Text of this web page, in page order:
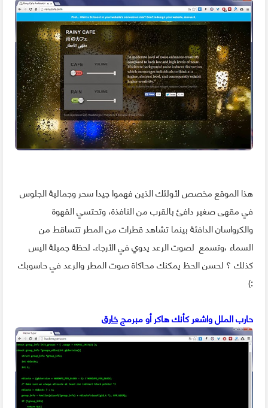
هذا الموقع مخصص لأولئك الذين فهموا جيدا سحر وجمالية الجلوس
في مقهى صغير دافئ بالقرب من النافذة، وتحتسي القهوة
والكرواسان الدافئة بينما تشاهد قطرات من المطر تتساقط من
السماء ،وتسمع لصوت الرعد يدوي في الأرجاء. لحظة جميلة اليس
كذلك ؟ لحسن الحظ يمكنك محاكاة صوت المطر والرعد في حاسوبك
:)
حارب الملل واشعر كأنك هاكر أو مبرمجخارق